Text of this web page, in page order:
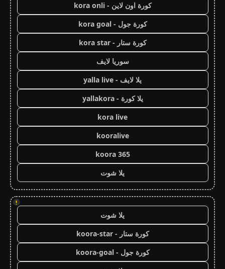
كورة اون لاين - kora onli
كورة جول - kora goal
كورة ستار - kora star
سوريا لايف
يلا لايف - yalla live
يلا كورة - yallakora
kora live
kooralive
koora 365
يلا شوت
!
يلا شوت
كورة ستار - koora-star
كورة جول - koora-goal